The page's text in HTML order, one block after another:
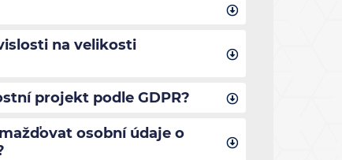
na velikosti
projekt podle GDPR?
osobní údaje o